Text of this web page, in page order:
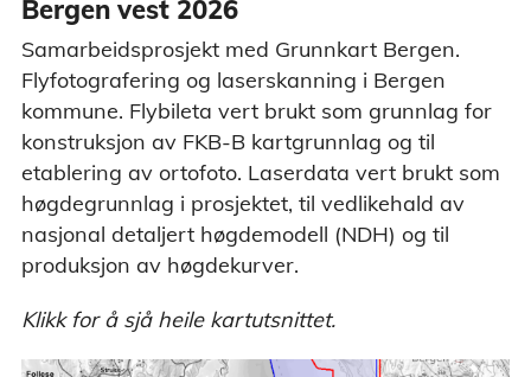
Bergen vest 2026
Samarbeidsprosjekt med Grunnkart Bergen.
Flyfotografering og laserskanning i Bergen
kommune. Flybileta vert brukt som grunnlag for
konstruksjon av FKB-B kartgrunnlag og til
etablering av ortofoto. Laserdata vert brukt som
høgdegrunnlag i prosjektet, til vedlikehald av
nasjonal detaljert høgdemodell (NDH) og til
produksjon av høgdekurver.
Klikk for å sjå heile kartutsnittet.